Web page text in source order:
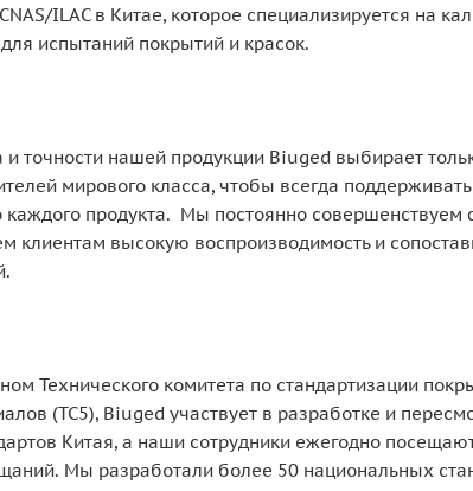
ILAC в Китае, которое специализируется на
испытаний покрытий и красок.
и точности нашей продукции Biuged выбирает
мирового класса, чтобы всегда
каждого продукта. Мы постоянно
клиентам высокую воспроизводимость и
Технического комитета по стандартизации
(TC5), Biuged участвует в разработке и
Китая, а наши сотрудники ежегодно
Мы разработали более 50 национальных